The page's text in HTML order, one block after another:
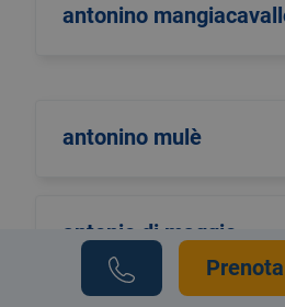
antonino
antonino mulè
antonio di maggio